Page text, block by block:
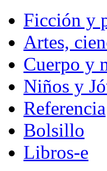
Ficción y
Artes,
Cuerpo y
Niños y
Referencia
Bolsillo
Libros-e